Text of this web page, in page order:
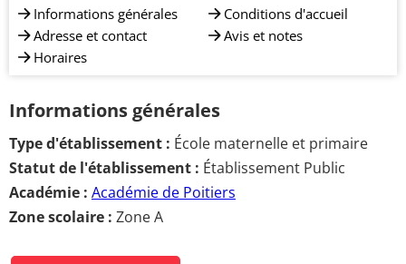
Informations générales
Adresse et contact
Horaires
Conditions d'accueil
Avis et notes
Informations générales
Type d'établissement : École maternelle et primaire
Statut de l'établissement : Établissement Public
Académie : Académie de Poitiers
Zone scolaire : Zone A